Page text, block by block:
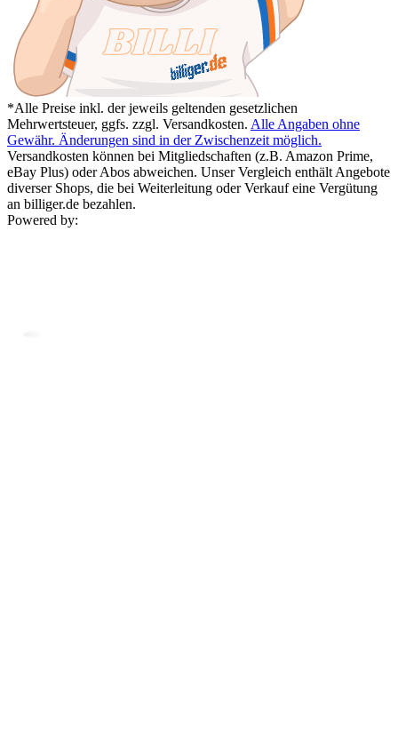
*Alle Preise inkl. der jeweils geltenden gesetzlichen
Mehrwertsteuer, ggfs. zzgl. Versandkosten. Alle Angaben ohne
Gewähr. Änderungen sind in der Zwischenzeit möglich.
Versandkosten können bei Mitgliedschaften (z.B. Amazon Prime,
eBay Plus) oder Abos abweichen. Unser Vergleich enthält Angebote
diverser Shops, die bei Weiterleitung oder Verkauf eine Vergütung
an billiger.de bezahlen.
Powered by: